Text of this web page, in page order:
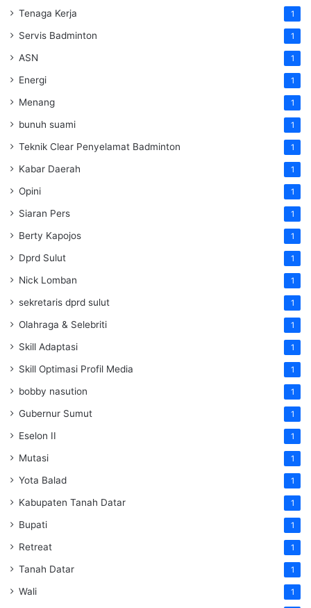
Tenaga Kerja 1
Servis Badminton 1
ASN 1
Energi 1
Menang 1
bunuh suami 1
Teknik Clear Penyelamat Badminton 1
Kabar Daerah 1
Opini 1
Siaran Pers 1
Berty Kapojos 1
Dprd Sulut 1
Nick Lomban 1
sekretaris dprd sulut 1
Olahraga & Selebriti 1
Skill Adaptasi 1
Skill Optimasi Profil Media 1
bobby nasution 1
Gubernur Sumut 1
Eselon II 1
Mutasi 1
Yota Balad 1
Kabupaten Tanah Datar 1
Bupati 1
Retreat 1
Tanah Datar 1
Wali 1